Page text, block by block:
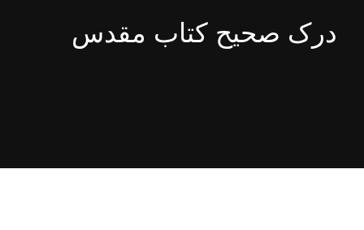
درک صحیح کتاب مقدس